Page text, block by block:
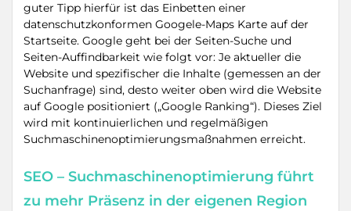
guter Tipp hierfür ist das Einbetten einer
datenschutzkonformen Googele-Maps Karte auf der
Startseite. Google geht bei der Seiten-Suche und
Seiten-Auffindbarkeit wie folgt vor: Je aktueller die
Website und spezifischer die Inhalte (gemessen an der
Suchanfrage) sind, desto weiter oben wird die Website
auf Google positioniert („Google Ranking“). Dieses Ziel
wird mit kontinuierlichen und regelmäßigen
Suchmaschinenoptimierungsmaßnahmen erreicht.
SEO – Suchmaschinenoptimierung führt
zu mehr Präsenz in der eigenen Region